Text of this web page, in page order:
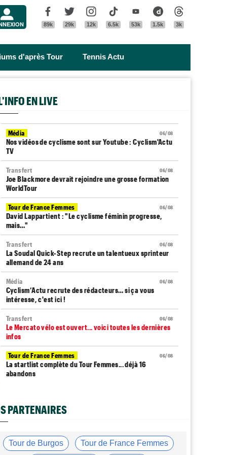
Facebook
89k
Twitter
29k
Instagram
12k
Tik Tok
6.5k
Youtube
53k
Dailymotion
1.5k 3k
d'après Tour Tennis Actu
EN LIVE
06/08
Média
Nos vidéos de cyclisme sont sur Youtube : Cyclism'Actu
TV
06/08
Transfert
Joe Blackmore devrait rejoindre une grosse formation
WorldTour
06/08
Tour de France Femmes
David Lappartient : "Le cyclisme féminin progresse,
mais…"
06/08
Transfert
La Soudal Quick-Step recrute un talentueux sprinteur
allemand de 24 ans
06/08
Média
Cyclism’Actu recrute des rédacteurs… si ça vous
intéresse, c'est ici !
06/08
Transfert
Le Mercato vélo est ouvert... voici toutes les dernières
infos
06/08
Tour de France Femmes
La startlist complète du Tour Femmes... déjà 16
abandons
profil…
La surprise Francisco Campos remporte la 1ère étape
PARTENAIRES
Tour de Burgos Tour de France Femmes